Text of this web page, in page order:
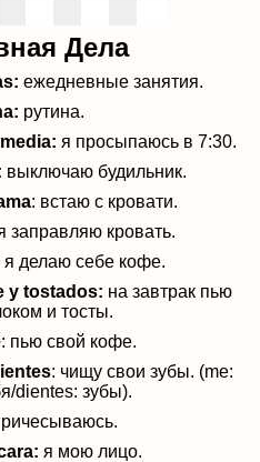
Дела
ежедневные занятия.
рутина.
я просыпаюсь в 7:30.
выключаю будильник.
: встаю с кровати.
заправляю кровать.
я делаю себе кофе.
y tostados: на завтрак пью
и тосты.
: пью свой кофе.
: чищу свои зубы. (me:
dientes: зубы).
я мою лицо.